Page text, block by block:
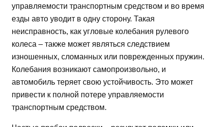
управляемости транспортным средством и во время
езды авто уводит в одну сторону. Такая
неисправность, как угловые колебания рулевого
колеса – также может являться следствием
изношенных, сломанных или поврежденных пружин.
Колебания возникают самопроизвольно, и
автомобиль теряет свою устойчивость. Это может
привести к полной потере управляемости
транспортным средством.